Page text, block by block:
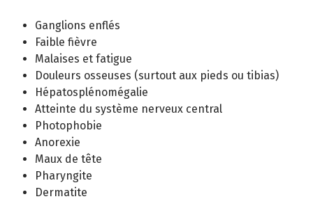
Ganglions enflés
Faible fièvre
Malaises et fatigue
Douleurs osseuses (surtout aux pieds ou tibias)
Hépatosplénomégalie
Atteinte du système nerveux central
Photophobie
Anorexie
Maux de tête
Pharyngite
Dermatite